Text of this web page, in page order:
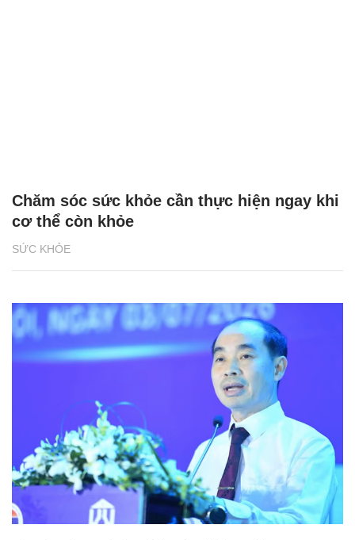
SỨC KHỎE
Chăm sóc sức khỏe cần thực hiện ngay khi
cơ thể còn khỏe